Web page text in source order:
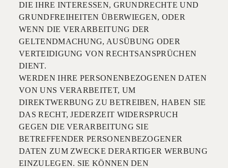
DIE IHRE INTERESSEN, GRUNDRECHTE UND
GRUNDFREIHEITEN ÜBERWIEGEN, ODER
WENN DIE VERARBEITUNG DER
GELTENDMACHUNG, AUSÜBUNG ODER
VERTEIDIGUNG VON RECHTSANSPRÜCHEN
DIENT.
WERDEN IHRE PERSONENBEZOGENEN DATEN
VON UNS VERARBEITET, UM
DIREKTWERBUNG ZU BETREIBEN, HABEN SIE
DAS RECHT, JEDERZEIT WIDERSPRUCH
GEGEN DIE VERARBEITUNG SIE
BETREFFENDER PERSONENBEZOGENER
DATEN ZUM ZWECKE DERARTIGER WERBUNG
EINZULEGEN. SIE KÖNNEN DEN